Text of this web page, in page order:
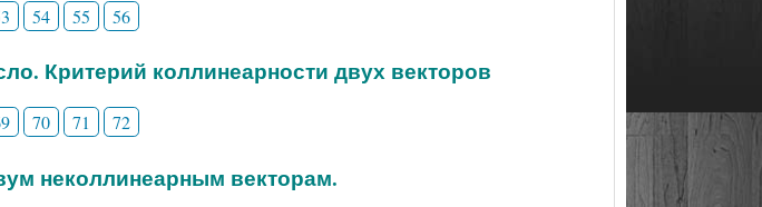
54 55 56
Критерий коллинеарности двух векторов
70 71 72
неколлинеарным векторам.